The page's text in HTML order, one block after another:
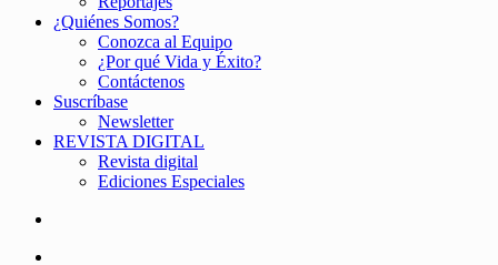
¿Quiénes Somos?
Conozca al Equipo
¿Por qué Vida y Éxito?
Contáctenos
Suscríbase
Newsletter
REVISTA DIGITAL
Revista digital
Ediciones Especiales